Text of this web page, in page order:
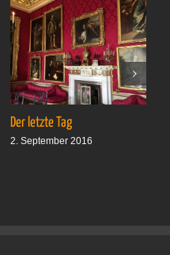
Der letzte Tag
2. September 2016